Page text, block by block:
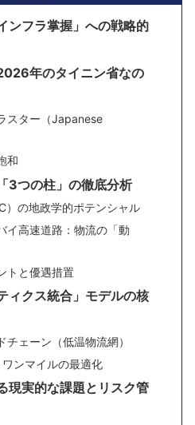
ンフラ掌握」への戦略的
年のタイニン省なの
スター（Japanese
和
3つの柱」の徹底分析
）の地政学的ポテンシャル
イ高速道路：物流の「動
トと優遇措置
ィクス統合」モデルの核
チェーン（低温物流網）
ンマイルの最適化
現実的な課題とリスク管